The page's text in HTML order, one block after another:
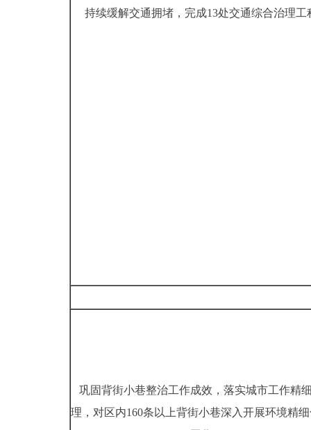
持续缓解交通拥堵，完成13处交通综合治理工
巩固背街小巷整治工作成效，落实城市工作精
理，对区内160条以上背街小巷深入开展环境精